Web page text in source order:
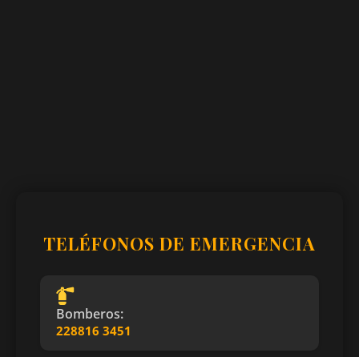
TELÉFONOS DE EMERGENCIA
Bomberos:
228816 3451